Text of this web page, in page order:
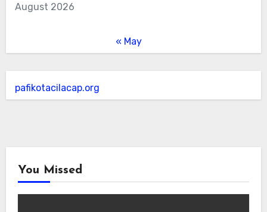
August 2026
« May
pafikotacilacap.org
You Missed